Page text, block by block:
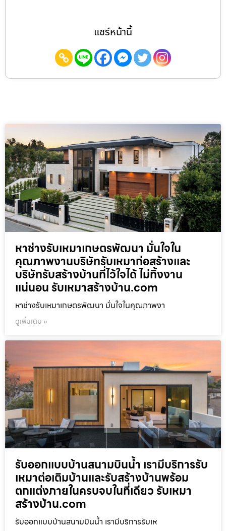
แชร์หน้านี้
หาช่างรับเหมาเกษตรพัฒนา มั่นใจใน
คุณภาพงานบริษัทรับเหมาก่อสร้างและ
บริษัทรับสร้างบ้านที่ไว้ใจได้ ไม่ทิ้งงาน
แน่นอน รับเหมาสร้างบ้าน.com
หาช่างรับเหมาเกษตรพัฒนา มั่นใจในคุณภาพงา
ดูเพิ่มเติม »
รับออกแบบบ้านสนามบินน้ำ เรามีบริการรับ
เหมาต่อเติมบ้านและรับสร้างบ้านพร้อม
ตกแต่งภายในครบจบในที่เดียว รับเหมา
สร้างบ้าน.com
รับออกแบบบ้านสนามบินน้ำ เรามีบริการรับเห